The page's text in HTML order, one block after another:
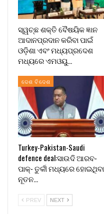
ସ୍ୱଚ୍ଛ ଶକ୍ତି ବୈଷୟିକ ଜ୍ଞାନ
ଆଦାନପ୍ରଦାନ କରିବା ପାଇଁ
ଓଡ଼ିଶା ଏବଂ ମଧ୍ୟପ୍ରଦେଶ
ମଧ୍ୟରେ ଏମଓୟୁ…
ଦେଶ ବିଦେଶ
Turkey-Pakistan-Saudi
defence deal:ସାଉଦି ଆରବ-
ପାକ୍- ତୁର୍କୀ ମଧ୍ୟରେ ହୋଇଥିବା
ନୂତନ…
PREV NEXT